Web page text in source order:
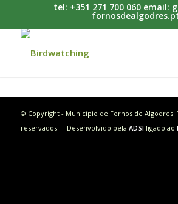
tel: +351 271 700 060 email:
© Copyright - Município de Fornos de Algodres.
reservados. | Desenvolvido pela ADSI ligado ao